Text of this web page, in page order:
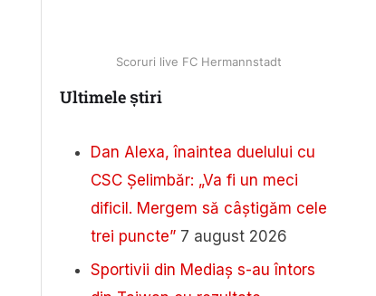
Scoruri live FC Hermannstadt
Ultimele știri
Dan Alexa, înaintea duelului cu
CSC Șelimbăr: „Va fi un meci
dificil. Mergem să câștigăm cele
trei puncte” 7 august 2026
Sportivii din Mediaș s-au întors